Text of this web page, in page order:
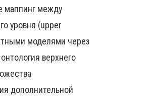
маппинг между
уровня (upper
моделями через
верхнего
дополнительной